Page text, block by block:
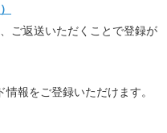
ご返送いただくことで登録が
報をご登録いただけます。